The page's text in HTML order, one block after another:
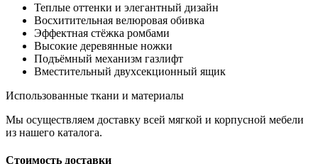
Теплые оттенки и элегантный дизайн
Восхитительная велюровая обивка
Эффектная стёжка ромбами
Высокие деревянные ножки
Подъёмный механизм газлифт
Вместительный двухсекционный ящик
Использованные ткани и материалы
Мы осуществляем доставку всей мягкой и корпусной мебели
из нашего каталога.
Стоимость доставки